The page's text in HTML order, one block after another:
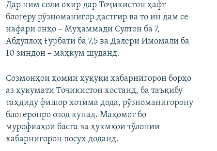
Дар ним соли охир дар Тоҷикистон ҳафт
блогеру рӯзноманигор дастгир ва то ин дам се
нафари онҳо – Муҳаммади Султон ба 7,
Абдуллоҳ Ғурбатӣ ба 7,5 ва Далери Имомалӣ ба
10 зиндон – маҳкум шуданд.
Созмонҳои ҳомии ҳуқуқи хабарнигорон борҳо
аз ҳукумати Тоҷикистон хостанд, ба таъқибу
таҳдиду фишор хотима дода, рӯзноманигорону
блогеронро озод кунад. Мақомот бо
мурофиаҳои баста ва ҳукмҳои тӯлонии
хабарнигорон посух доданд.